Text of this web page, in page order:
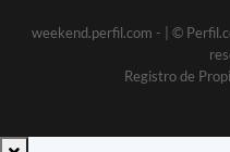
weekend.perfil.com -
| ©
Registro de